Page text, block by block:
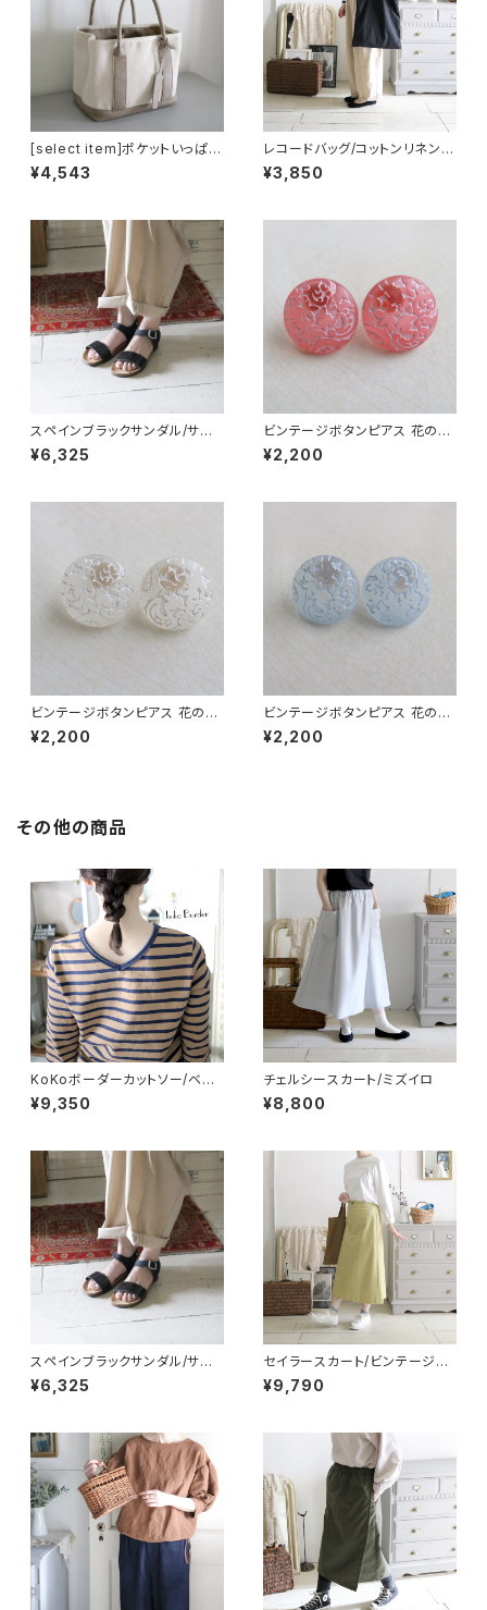
[select item]ポケットいっぱい
ミニトートバッグ
¥4,543
レコードバッグ/コットンリネン
ブラック
¥3,850
スペインブラックサンダル/サイ
ズ３９
¥6,325
ビンテージボタンピアス 花の色
ピアス『アカ』
¥2,200
ビンテージボタンピアス 花の色
ピアス『シロ』
¥2,200
ビンテージボタンピアス 花の色
ピアス『ミズイロ』
¥2,200
その他の商品
KoKoボーダーカットソー/ベー
ジュ×ネイビー
¥9,350
チェルシースカート/ミズイロ
¥8,800
スペインブラックサンダル/サイ
ズ３９
¥6,325
セイラースカート/ビンテージイ
エロー
¥9,790